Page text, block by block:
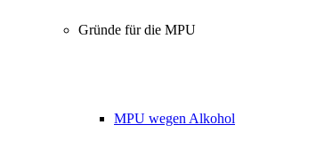
Gründe für die MPU
MPU wegen Alkohol